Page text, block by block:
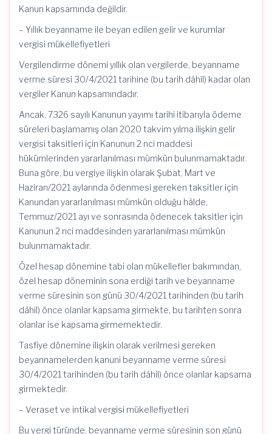
Kanun kapsamında değildir.
– Yıllık beyanname ile beyan edilen gelir ve kurumlar
vergisi mükellefiyetleri
Vergilendirme dönemi yıllık olan vergilerde, beyanname
verme süresi 30/4/2021 tarihine (bu tarih dâhil) kadar olan
vergiler Kanun kapsamındadır.
Ancak, 7326 sayılı Kanunun yayımı tarihi itibarıyla ödeme
süreleri başlamamış olan 2020 takvim yılma ilişkin gelir
vergisi taksitleri için Kanunun 2 nci maddesi
hükümlerinden yararlanılması mümkün bulunmamaktadır.
Buna göre, bu vergiye ilişkin olarak Şubat, Mart ve
Haziran/2021 aylarında ödenmesi gereken taksitler için
Kanundan yararlanılması mümkün olduğu hâlde,
Temmuz/2021 ayı ve sonrasında ödenecek taksitler için
Kanunun 2 nci maddesinden yararlanılması mümkün
bulunmamaktadır.
Özel hesap dönemine tabi olan mükellefler bakımından,
özel hesap döneminin sona erdiği tarih ve beyanname
verme süresinin son günü 30/4/2021 tarihinden (bu tarih
dâhil) önce olanlar kapsama girmekte, bu tarihten sonra
olanlar ise kapsama girmemektedir.
Tasfiye dönemine ilişkin olarak verilmesi gereken
beyannamelerden kanuni beyanname verme süresi
30/4/2021 tarihinden (bu tarih dâhil) önce olanlar kapsama
girmektedir.
– Veraset ve intikal vergisi mükellefiyetleri
Bu vergi türünde, beyanname verme süresinin son günü